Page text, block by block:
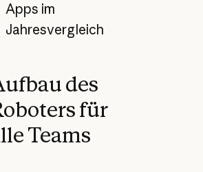
Apps im
Jahresvergleich
des
für
Teams